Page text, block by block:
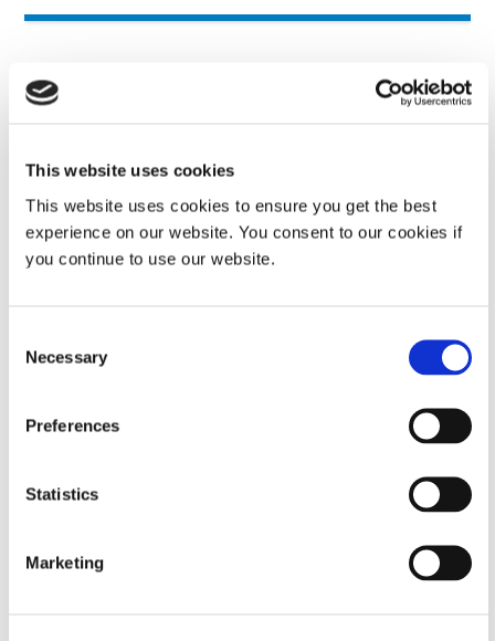
This website uses cookies
This website uses cookies to ensure you get the best
experience on our website. You consent to our cookies if
you continue to use our website.
Selection
Necessary
Preferences
Statistics
Marketing
MD&M Ouest 2025
CIP APEX 2025